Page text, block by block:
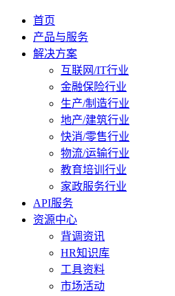
首页
产品与服务
解决方案
互联网/IT行业
金融保险行业
生产/制造行业
地产/建筑行业
快消/零售行业
物流/运输行业
教育培训行业
家政服务行业
API服务
资源中心
背调资讯
HR知识库
工具资料
市场活动